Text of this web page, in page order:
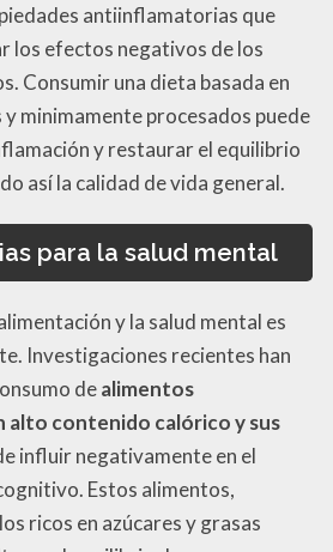
antiinflamatorias que
los efectos negativos de los
Consumir una dieta basada en
minimamente procesados puede
y restaurar el equilibrio
así la calidad de vida general.
para la salud mental
y la salud mental es
Investigaciones recientes han
dealimentos
alto contenido calórico y sus
influir negativamente en el
Estos alimentos,
ricos en azúcares y grasas